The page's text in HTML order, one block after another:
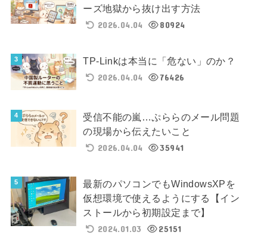
ーズ地獄から抜け出す方法
2026.04.04
80924
TP-Linkは本当に「危ない」のか？
2026.04.04
76426
受信不能の嵐…ぷららのメール問題
の現場から伝えたいこと
2026.04.04
35941
最新のパソコンでもWindowsXPを
仮想環境で使えるようにする【イン
ストールから初期設定まで】
2024.01.03
25151